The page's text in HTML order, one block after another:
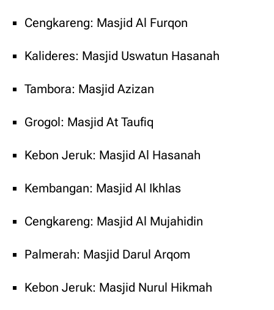
Cengkareng: Masjid Al Furqon
Kalideres: Masjid Uswatun Hasanah
Tambora: Masjid Azizan
Grogol: Masjid At Taufiq
Kebon Jeruk: Masjid Al Hasanah
Kembangan: Masjid Al Ikhlas
Cengkareng: Masjid Al Mujahidin
Palmerah: Masjid Darul Arqom
Kebon Jeruk: Masjid Nurul Hikmah